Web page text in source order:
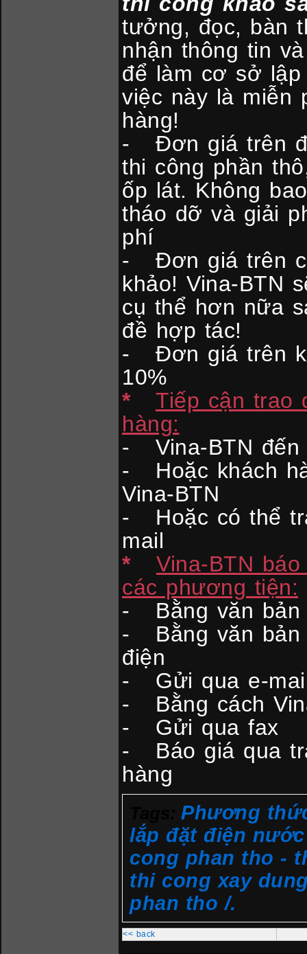
tưởng, đọc, bàn
nhận thông tin
để làm cơ sở
việc này là miễn
hàng!
- Đơn giá trên
thi công phần
ốp lát. Không
tháo dỡ và giải
phí
- Đơn giá trên
khảo! Vina-BTN
cụ thể hơn nữa
đề hợp tác!
- Đơn giá trên
10%
*
Tiếp cận trao
hàng:
- Vina-BTN đến
- Hoặc khách
Vina-BTN
- Hoặc có thể
mail
*
Vina-BTN
các phương tiện:
- Bằng văn bản
- Bằng văn bản
điện
- Gửi qua e-
- Bằng cách
- Gửi qua fax
- Báo giá qua
hàng
Phương
lắp đặt điện
cong phan tho -
thi cong xay
phan tho /.
<< back